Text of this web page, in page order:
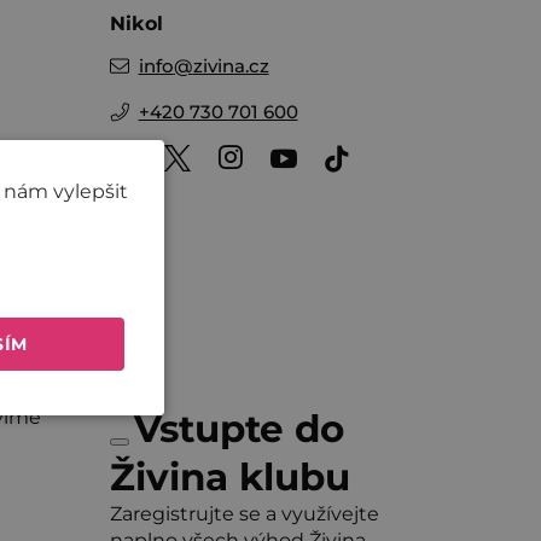
Nikol
info@zivina.cz
+420 730 701 600
Vstupte do
Živina klubu
Zaregistrujte se a využívejte
nám vylepšit